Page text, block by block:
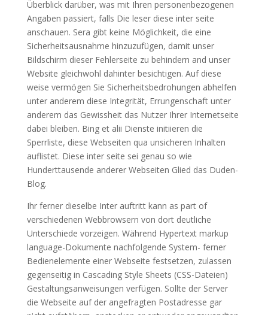
Überblick darüber, was mit Ihren personenbezogenen
Angaben passiert, falls Die leser diese inter seite
anschauen. Sera gibt keine Möglichkeit, die eine
Sicherheitsausnahme hinzuzufügen, damit unser
Bildschirm dieser Fehlerseite zu behindern and unser
Website gleichwohl dahinter besichtigen. Auf diese
weise vermögen Sie Sicherheitsbedrohungen abhelfen
unter anderem diese Integrität, Errungenschaft unter
anderem das Gewissheit das Nutzer Ihrer Internetseite
dabei bleiben. Bing et alii Dienste initiieren die
Sperrliste, diese Webseiten qua unsicheren Inhalten
auflistet. Diese inter seite sei genau so wie
Hunderttausende anderer Webseiten Glied das Duden-
Blog.
Ihr ferner dieselbe Inter auftritt kann as part of
verschiedenen Webbrowsern von dort deutliche
Unterschiede vorzeigen. Während Hypertext markup
language-Dokumente nachfolgende System- ferner
Bedienelemente einer Webseite festsetzen, zulassen
gegenseitig in Cascading Style Sheets (CSS-Dateien)
Gestaltungsanweisungen verfügen. Sollte der Server
die Webseite auf der angefragten Postadresse gar